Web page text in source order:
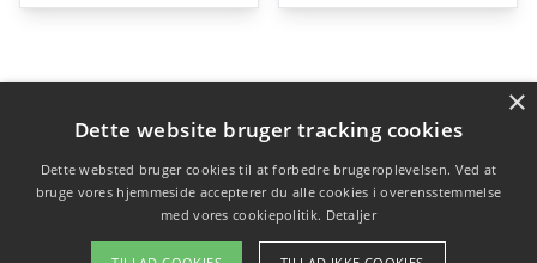
Varekategorier
Produkter
Copyright 2026 - Pilanto Aps
×
Dette website bruger tracking cookies
Dette websted bruger cookies til at forbedre brugeroplevelsen. Ved at
bruge vores hjemmeside accepterer du alle cookies i overensstemmelse
med vores cookiepolitik. Detaljer